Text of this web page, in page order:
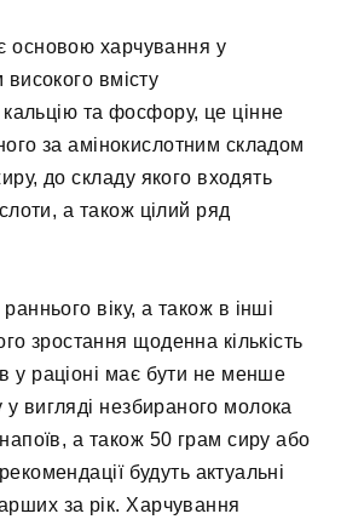
основою харчування у
високого вмісту
та фосфору, це цінне
за амінокислотним складом
до складу якого входять
а також цілий ряд
віку, а також в інші
зростання щоденна кількість
у раціоні має бути не менше
вигляді незбираного молока
а також 50 грам сиру або
будуть актуальні
за рік. Харчування